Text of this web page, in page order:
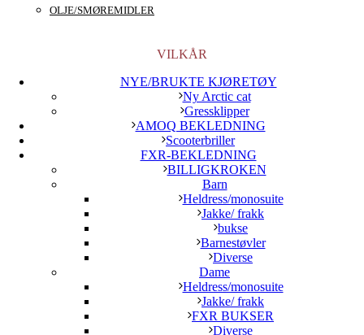
OLJE/SMØREMIDLER
VILKÅR
NYE/BRUKTE KJØRETØY
Ny Arctic cat
Gressklipper
AMOQ BEKLEDNING
Scooterbriller
FXR-BEKLEDNING
BILLIGKROKEN
Barn
Heldress/monosuite
Jakke/ frakk
bukse
Barnestøvler
Diverse
Dame
Heldress/monosuite
Jakke/ frakk
FXR BUKSER
Diverse